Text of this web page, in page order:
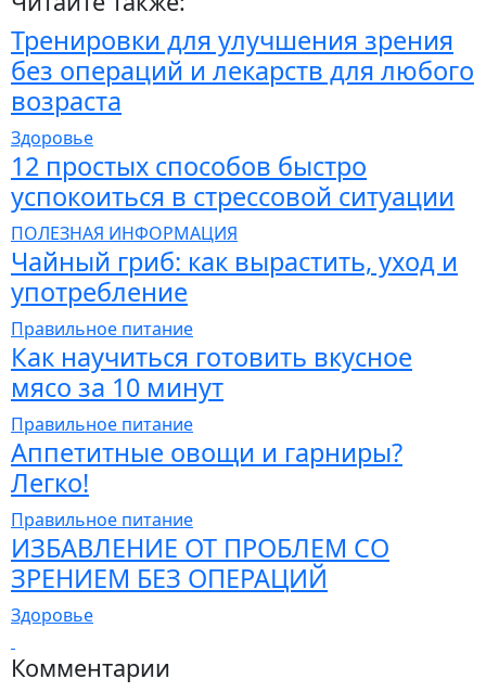
Тренировки для улучшения зрения
без операций и лекарств для любого
возраста
Здоровье
12 простых способов быстро
успокоиться в стрессовой ситуации
ПОЛЕЗНАЯ ИНФОРМАЦИЯ
Чайный гриб: как вырастить, уход и
употребление
Правильное питание
Как научиться готовить вкусное
мясо за 10 минут
Правильное питание
Аппетитные овощи и гарниры?
Легко!
Правильное питание
ИЗБАВЛЕНИЕ ОТ ПРОБЛЕМ СО
ЗРЕНИЕМ БЕЗ ОПЕРАЦИЙ
Здоровье
Комментарии